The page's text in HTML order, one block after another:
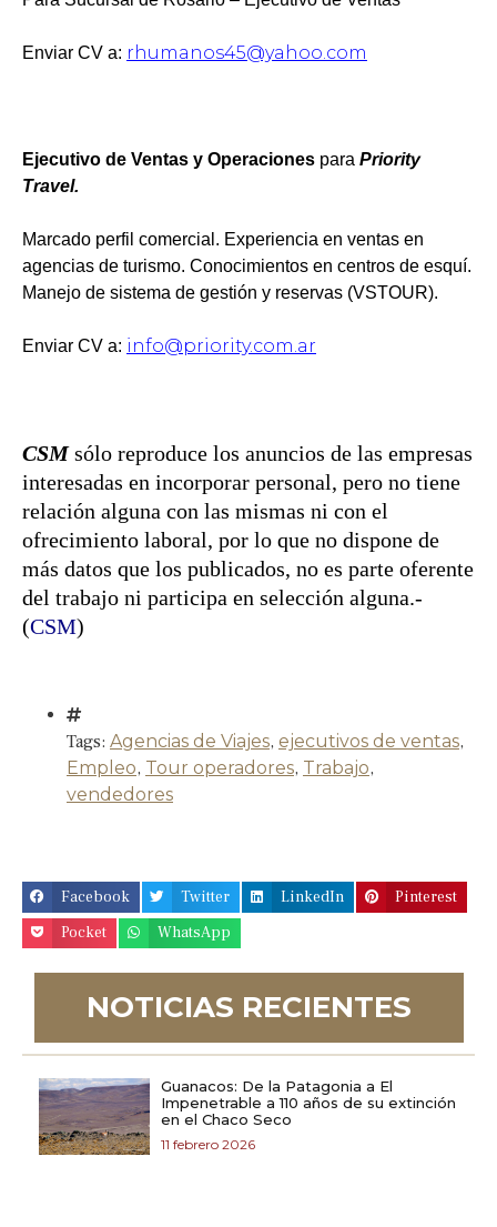
Enviar CV a: rhumanos45@yahoo.com
Ejecutivo de Ventas y Operaciones para Priority
Travel.
Marcado perfil comercial. Experiencia en ventas en
agencias de turismo. Conocimientos en centros de esquí.
Manejo de sistema de gestión y reservas (VSTOUR).
Enviar CV a: info@priority.com.ar
CSM sólo reproduce los anuncios de las empresas
interesadas en incorporar personal, pero no tiene
relación alguna con las mismas ni con el
ofrecimiento laboral, por lo que no dispone de
más datos que los publicados, no es parte oferente
del trabajo ni participa en selección alguna.-
(CSM)
Tags: Agencias de Viajes, ejecutivos de ventas,
Empleo, Tour operadores, Trabajo,
vendedores
Facebook Twitter LinkedIn
Pinterest
Pocket
WhatsApp
NOTICIAS RECIENTES
Guanacos: De la Patagonia a El
Impenetrable a 110 años de su extinción
en el Chaco Seco
11 febrero 2026